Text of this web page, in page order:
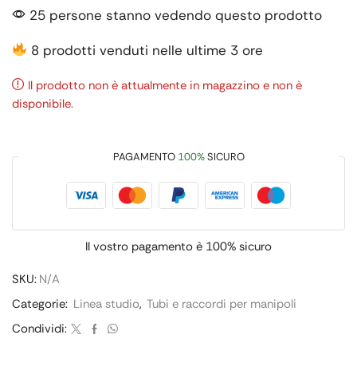
25 persone stanno vedendo questo prodotto
8 prodotti venduti nelle ultime 3 ore
Il prodotto non è attualmente in magazzino e non è
disponibile.
PAGAMENTO 100%SICURO
Il vostro pagamento è 100% sicuro
SKU: N/A
Categorie: Linea studio, Tubi e raccordi per manipoli
Condividi: